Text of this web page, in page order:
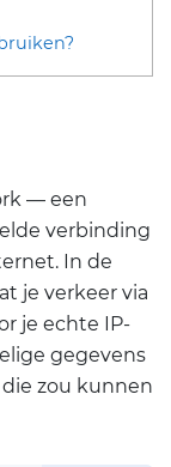
— een
verbinding
In de
je verkeer via
je echte IP-
gegevens
zou kunnen